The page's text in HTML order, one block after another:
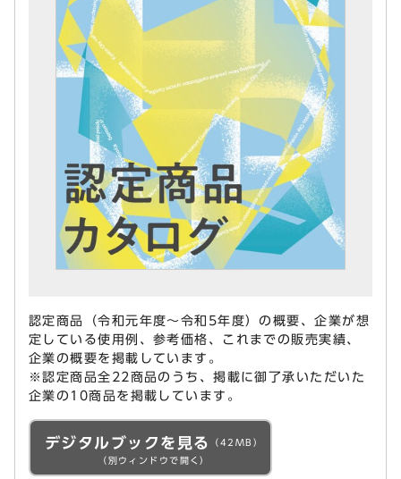
認定商品（令和元年度～令和5年度）の概要、企業が想
定している使用例、参考価格、これまでの販売実績、
企業の概要を掲載しています。
※認定商品全22商品のうち、掲載に御了承いただいた
企業の10商品を掲載しています。
デジタルブックを見る
（42MB）
（別ウィンドウで開く）